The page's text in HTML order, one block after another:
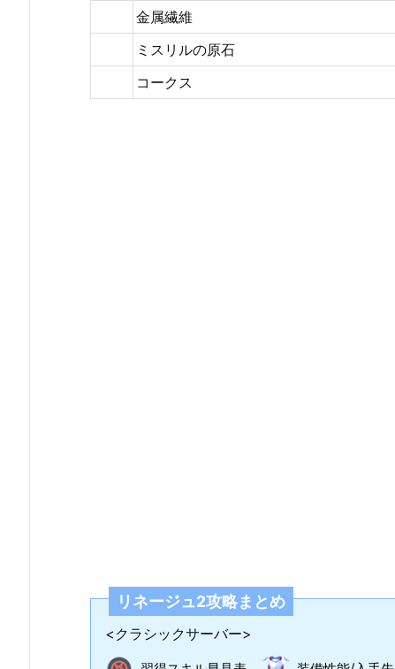
金属繊維
ミスリルの原石
コークス
リネージュ2攻略まとめ
<クラシックサーバー>